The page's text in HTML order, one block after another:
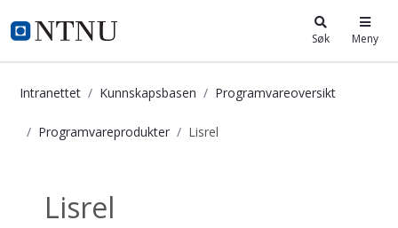
i.ntnu.no Søk Meny
Intranettet Kunnskapsbasen Programvareoversikt
Programvareprodukter Lisrel
Programvareprodukter
Lisrel